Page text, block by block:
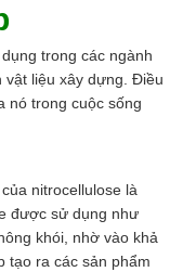
trong các ngành
vật liệu xây dựng. Điều
nó trong cuộc sống
nitrocellulose là
được sử dụng như
khói, nhờ vào khả
tạo ra các sản phẩm